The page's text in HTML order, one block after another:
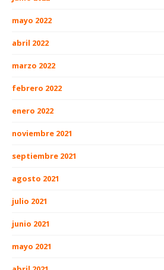
mayo 2022
abril 2022
marzo 2022
febrero 2022
enero 2022
noviembre 2021
septiembre 2021
agosto 2021
julio 2021
junio 2021
mayo 2021